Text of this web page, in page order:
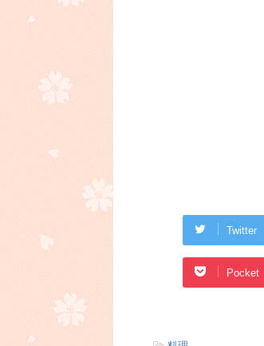
Twitter
Pocket